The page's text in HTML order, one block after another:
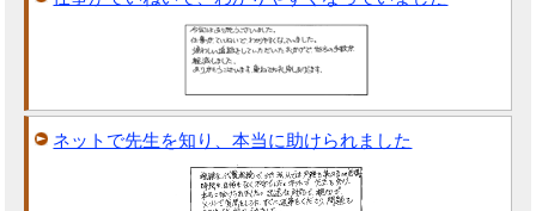
ネットで先生を知り、本当に助けられました